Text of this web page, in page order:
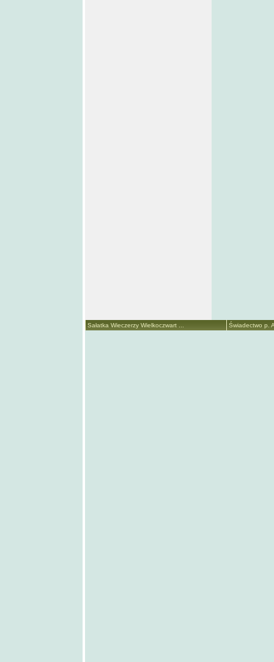
Sałatka Wieczerzy Wielkoczwart ... Świadectwo p.